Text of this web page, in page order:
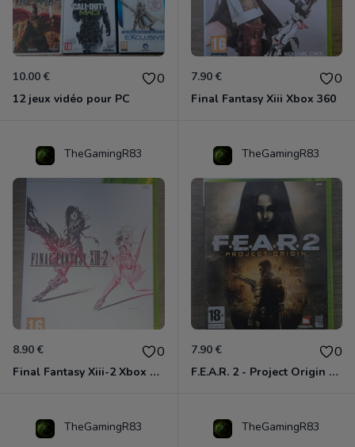
10.00 € 0
12 jeux vidéo pour PC
7.90 € 0
Final Fantasy Xiii Xbox 360
TheGamingR83
8.90 € 0
Final Fantasy Xiii-2 Xbox 360
TheGamingR83
7.90 € 0
F.E.A.R. 2 - Project Origin Xbox 360
TheGamingR83 TheGamingR83